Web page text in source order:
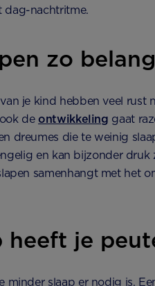
dag-nachtritme.
zo
je kind hebben veel rust
deontwikkeling gaat
dreumes die te weinig
en kan bijzonder druk
samenhangt met het
heeft je
minder slaap er nodig is.